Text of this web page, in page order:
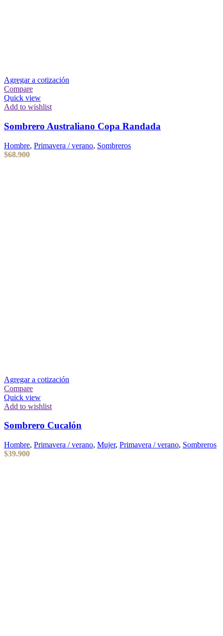
Agregar a cotización
Compare
Quick view
Add to wishlist
Sombrero Australiano Copa Randada
Hombre, Primavera / verano, Sombreros
$68.900
Agregar a cotización
Compare
Quick view
Add to wishlist
Sombrero Cucalón
Hombre, Primavera / verano, Mujer, Primavera / verano, Sombreros
$39.900